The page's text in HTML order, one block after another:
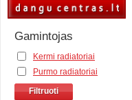
Gamintojas
Kermi radiatoriai
Purmo radiatoriai
Filtruoti